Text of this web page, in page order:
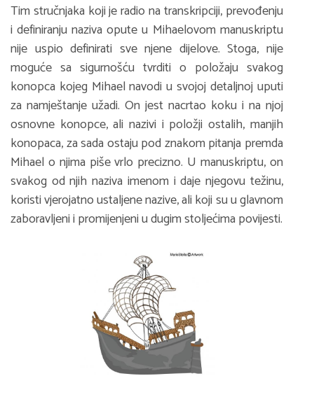
Tim stručnjaka koji je radio na transkripciji, prevođenju
i definiranju naziva opute u Mihaelovom manuskriptu
nije uspio definirati sve njene dijelove. Stoga, nije
moguće sa sigurnošću tvrditi o položaju svakog
konopca kojeg Mihael navodi u svojoj detaljnoj uputi
za namještanje užadi. On jest nacrtao koku i na njoj
osnovne konopce, ali nazivi i položji ostalih, manjih
konopaca, za sada ostaju pod znakom pitanja premda
Mihael o njima piše vrlo precizno. U manuskriptu, on
svakog od njih naziva imenom i daje njegovu težinu,
koristi vjerojatno ustaljene nazive, ali koji su u glavnom
zaboravljeni i promijenjeni u dugim stoljećima povijesti.